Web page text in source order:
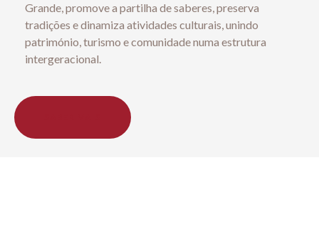
Grande, promove a partilha de saberes, preserva
tradições e dinamiza atividades culturais, unindo
património, turismo e comunidade numa estrutura
intergeracional.